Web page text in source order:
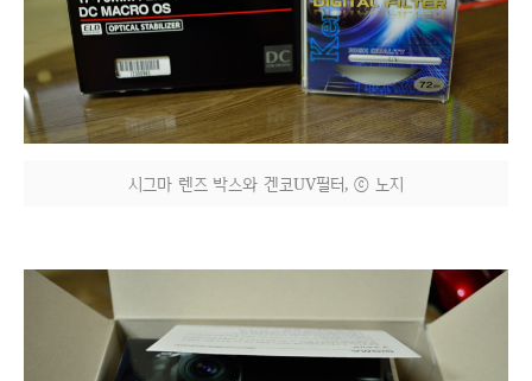
시그마 렌즈 박스와 겐코UV필터, ⓒ 노지